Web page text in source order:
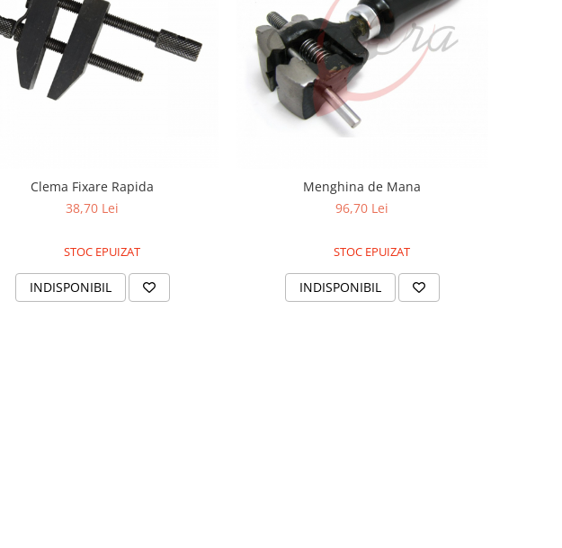
Clema Fixare Rapida
38,70 Lei
STOC EPUIZAT
INDISPONIBIL
Menghina de Mana
96,70 Lei
STOC EPUIZAT
INDISPONIBIL